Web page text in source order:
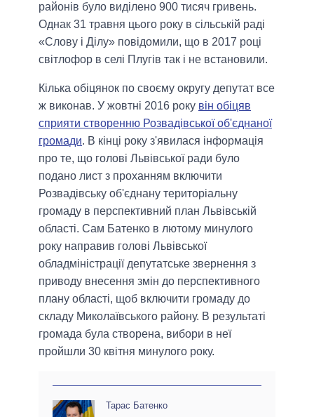
районів було виділено 900 тисяч гривень.
Однак 31 травня цього року в сільській раді
«Слову і Ділу» повідомили, що в 2017 році
світлофор в селі Плугів так і не встановили.
Кілька обіцянок по своєму округу депутат все
ж виконав. У жовтні 2016 року він обіцяв
сприяти створенню Розвадівської об'єднаної
громади. В кінці року з'явилася інформація
про те, що голові Львівської ради було
подано лист з проханням включити
Розвадівську об'єднану територіальну
громаду в перспективний план Львівській
області. Сам Батенко в лютому минулого
року направив голові Львівської
обладміністрації депутатське звернення з
приводу внесення змін до перспективного
плану області, щоб включити громаду до
складу Миколаївського району. В результаті
громада була створена, вибори в неї
пройшли 30 квітня минулого року.
Тарас Батенко